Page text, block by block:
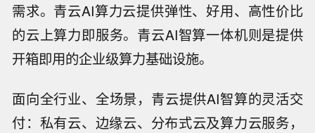
需求。青云AI算力云提供弹性、好用、高性价比
的云上算力即服务。青云AI智算一体机则是提供
开箱即用的企业级算力基础设施。
面向全行业、全场景，青云提供AI智算的灵活交
付：私有云、边缘云、分布式云及算力云服务，